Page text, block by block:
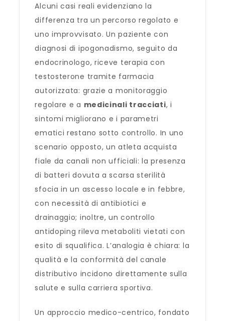
Alcuni casi reali evidenziano la
differenza tra un percorso regolato e
uno improvvisato. Un paziente con
diagnosi di ipogonadismo, seguito da
endocrinologo, riceve terapia con
testosterone tramite farmacia
autorizzata: grazie a monitoraggio
regolare e a medicinali tracciati, i
sintomi migliorano e i parametri
ematici restano sotto controllo. In uno
scenario opposto, un atleta acquista
fiale da canali non ufficiali: la presenza
di batteri dovuta a scarsa sterilità
sfocia in un ascesso locale e in febbre,
con necessità di antibiotici e
drainaggio; inoltre, un controllo
antidoping rileva metaboliti vietati con
esito di squalifica. L’analogia è chiara: la
qualità e la conformità del canale
distributivo incidono direttamente sulla
salute e sulla carriera sportiva.
Un approccio medico-centrico, fondato